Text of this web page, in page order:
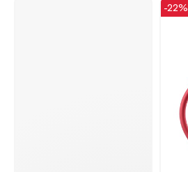
-22%